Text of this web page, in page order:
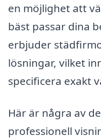
en möjlighet att
bäst passar dina
erbjuder
lösningar, vilket
specificera exakt
Här är några av
professionell